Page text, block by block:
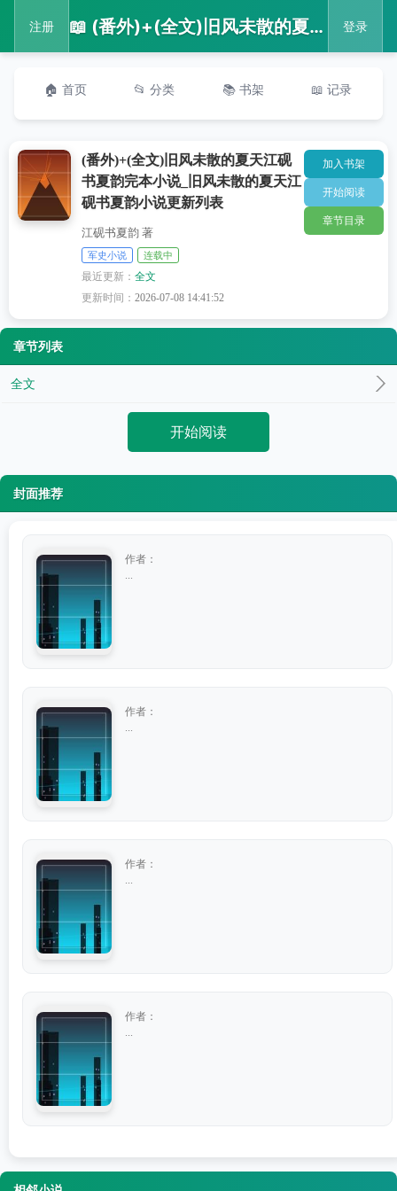
注册 📖 (番外)+(全文)旧风未散的夏天江砚书夏韵完本小说_旧风未散的夏天江砚书夏韵小说更新列表 登录
🏠 首页 📂 分类 📚 书架 📖 记录
(番外)+(全文)旧风未散的夏天江砚
书夏韵完本小说_旧风未散的夏天江
砚书夏韵小说更新列表
江砚书夏韵 著
军史小说 连载中
最近更新：全文
更新时间：2026-07-08 14:41:52
加入书架
开始阅读
章节目录
章节列表
全文
开始阅读
封面推荐
作者：
作者：
作者：
作者：